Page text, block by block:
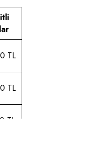
TL
TL
TL